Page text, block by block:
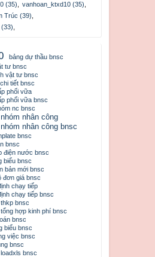
(35)
vanhoan_ktxd10 (35)
Trúc (39)
bảng dự thầu bnsc
tư bnsc
vật tư bnsc
tiết bnsc
phối vữa
phối vữa bnsc
nc bnsc
nhân công
nhân công bnsc
bnsc
bnsc
điện nước bnsc
biểu bnsc
bản mới bnsc
đơn giá bnsc
chạy tiếp
chạy tiếp bnsc
bnsc
hợp kinh phí bnsc
bnsc
biểu bnsc
việc bnsc
bnsc
bnsc